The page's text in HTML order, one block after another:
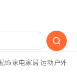
饰家电家居运动户外